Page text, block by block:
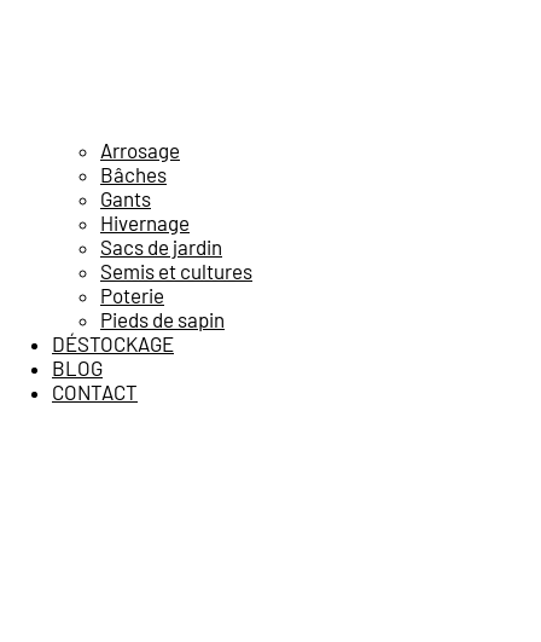
Arrosage
Bâches
Gants
Hivernage
Sacs de jardin
Semis et cultures
Poterie
Pieds de sapin
DÉSTOCKAGE
BLOG
CONTACT